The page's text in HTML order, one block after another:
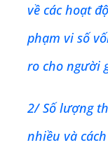
về các hoạt
phạm vi số
ro cho người
2/ Số lượng
nhiều và